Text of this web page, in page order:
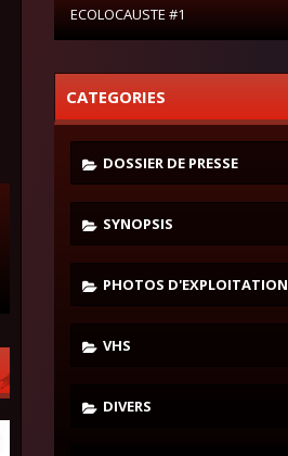
ECOLOCAUSTE #1
CATEGORIES
DOSSIER DE PRESSE
SYNOPSIS
PHOTOS D'EXPLOITATION
VHS
DIVERS